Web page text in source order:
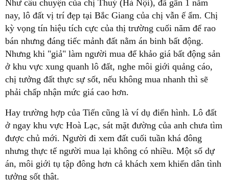
Như câu chuyện của chị Thuý (Hà Nội), đã gần 1 năm
nay, lô đất vị trí đẹp tại Bắc Giang của chị vẫn ế ẩm. Chị
kỳ vọng tín hiệu tích cực của thị trường cuối năm để rao
bán nhưng đáng tiếc mảnh đất nằm án binh bất động.
Nhưng khi "giả" làm người mua để khảo giá bất động sản
ở khu vực xung quanh lô đất, nghe môi giới quảng cáo,
chị tưởng đất thực sự sốt, nếu không mua nhanh thì sẽ
phải chấp nhận mức giá cao hơn.
Hay trường hợp của Tiến cũng là ví dụ điển hình. Lô đất
ở ngay khu vực Hoà Lạc, sát mặt đường của anh chưa tìm
được chủ mới. Người đi xem đất cuối tuần khá đông
nhưng thực tế người mua lại không có nhiều. Một số dự
án, môi giới tụ tập đông hơn cả khách xem khiến dân tình
tưởng sốt thật.